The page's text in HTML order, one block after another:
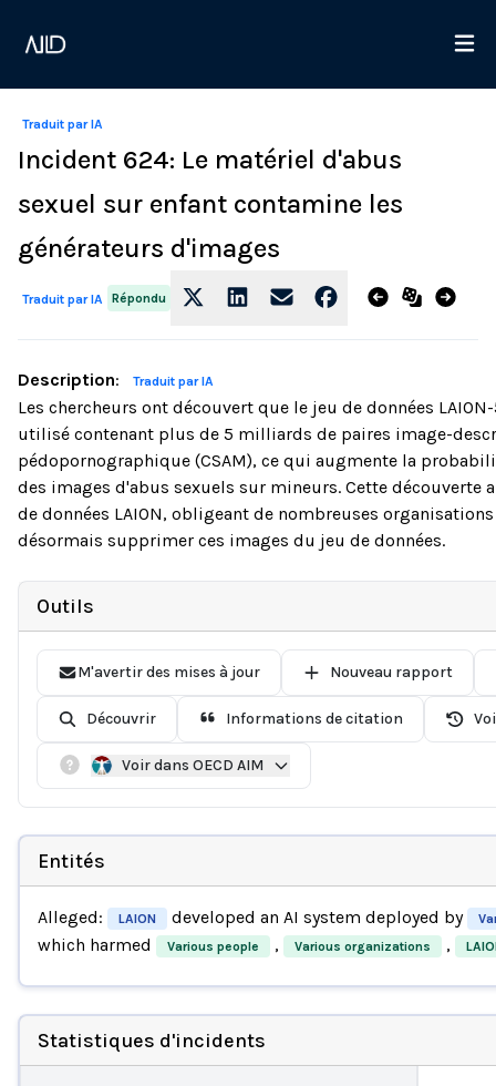
Traduit par IA
Incident 624: Le matériel d'abus
sexuel sur enfant contamine les
générateurs d'images
Traduit par IA Répondu
Description: Traduit par IA
Les chercheurs ont découvert que le jeu de données
utilisé contenant plus de 5 milliards de paires image-
pédopornographique (CSAM), ce qui augmente la
des images d'abus sexuels sur mineurs. Cette découverte
de données LAION, obligeant de nombreuses
désormais supprimer ces images du jeu de données.
Outils
M'avertir des mises à jour Nouveau rapport
Découvrir Informations de citation
Voir dans OECD AIM
Entités
Alleged: LAION developed an AI system deployed by
which harmed Various people , Various organizations ,
Statistiques d'incidents